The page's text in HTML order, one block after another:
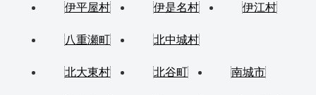
伊平屋村 伊是名村 伊江村
八重瀬町 北中城村
北大東村 北谷町 南城市